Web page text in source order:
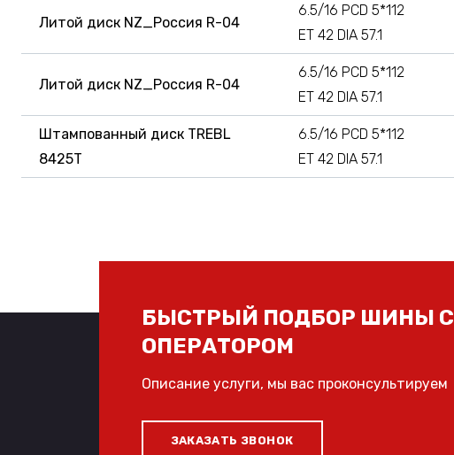
Литой диск NZ_Россия R-04
6.5/16 PCD 5*112
ET 42 DIA 57.1
Литой диск NZ_Россия R-04
6.5/16 PCD 5*112
ET 42 DIA 57.1
Штампованный диск TREBL
8425T
6.5/16 PCD 5*112
ET 42 DIA 57.1
БЫСТРЫЙ ПОДБОР ШИНЫ С
ОПЕРАТОРОМ
Описание услуги, мы вас проконсультируем
ЗАКАЗАТЬ ЗВОНОК